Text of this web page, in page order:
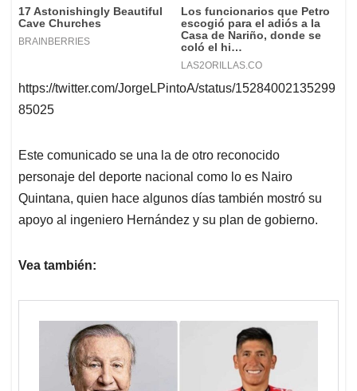
https://twitter.com/JorgeLPintoA/status/15284002135299
85025
Este comunicado se una la de otro reconocido
personaje del deporte nacional como lo es Nairo
Quintana, quien hace algunos días también mostró su
apoyo al ingeniero Hernández y su plan de gobierno.
Vea también: